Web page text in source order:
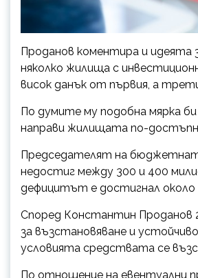
Проданов коментира и идеята
няколко жилища с
висок данък от първия, а
По думите му подобна мярка
направи жилищата по-
Председателят на
недостиг между 300 и 400
дефицитът е достигнал около
Според Константин Проданов
за възстановяване и
условията средствата се
По отношение на евентуални